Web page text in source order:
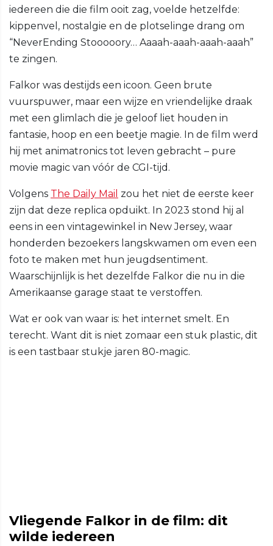
iedereen die die film ooit zag, voelde hetzelfde:
kippenvel, nostalgie en de plotselinge drang om
“NeverEnding Stooooory… Aaaah-aaah-aaah-aaah”
te zingen.
Falkor was destijds een icoon. Geen brute
vuurspuwer, maar een wijze en vriendelijke draak
met een glimlach die je geloof liet houden in
fantasie, hoop en een beetje magie. In de film werd
hij met animatronics tot leven gebracht – pure
movie magic van vóór de CGI-tijd.
Volgens The Daily Mail zou het niet de eerste keer
zijn dat deze replica opduikt. In 2023 stond hij al
eens in een vintagewinkel in New Jersey, waar
honderden bezoekers langskwamen om even een
foto te maken met hun jeugdsentiment.
Waarschijnlijk is het dezelfde Falkor die nu in die
Amerikaanse garage staat te verstoffen.
Wat er ook van waar is: het internet smelt. En
terecht. Want dit is niet zomaar een stuk plastic, dit
is een tastbaar stukje jaren 80-magic.
Vliegende Falkor in de film: dit
wilde iedereen